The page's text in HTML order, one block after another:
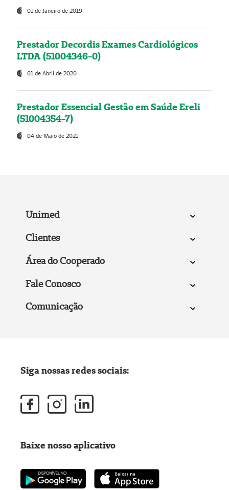
01 de Janeiro de 2019
Prestador Decordis Exames Cardiológicos
LTDA (51004346-0)
01 de Abril de 2020
Prestador Essencial Gestão em Saúde Ereli
(51004354-7)
04 de Maio de 2021
Unimed
Clientes
Área do Cooperado
Fale Conosco
Comunicação
Siga nossas redes sociais:
Baixe nosso aplicativo